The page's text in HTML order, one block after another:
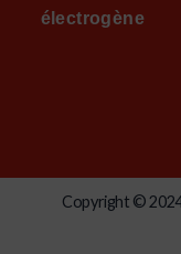
électrogène
Copyright ©